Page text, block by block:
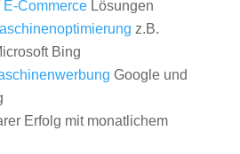
E-CommerceLösungen
z.B.
Bing
Google und
Erfolg mit monatlichem